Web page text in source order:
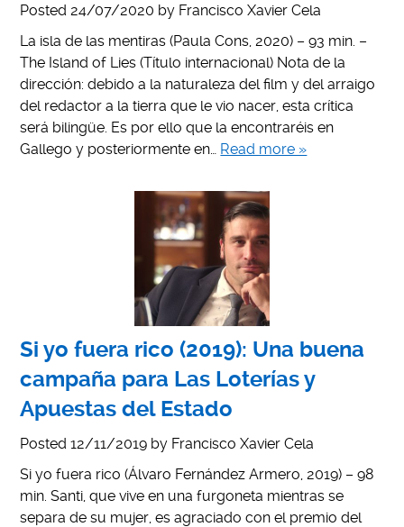
Posted 24/07/2020 by Francisco Xavier Cela
La isla de las mentiras (Paula Cons, 2020) – 93 min. –
The Island of Lies (Título internacional) Nota de la
dirección: debido a la naturaleza del film y del arraigo
del redactor a la tierra que le vio nacer, esta crítica
será bilingüe. Es por ello que la encontraréis en
Gallego y posteriormente en… Read more »
Si yo fuera rico (2019): Una buena
campaña para Las Loterías y
Apuestas del Estado
Posted12/11/2019 by Francisco Xavier Cela
Si yo fuera rico (Álvaro Fernández Armero, 2019) – 98
min. Santi, que vive en una furgoneta mientras se
separa de su mujer, es agraciado con el premio del